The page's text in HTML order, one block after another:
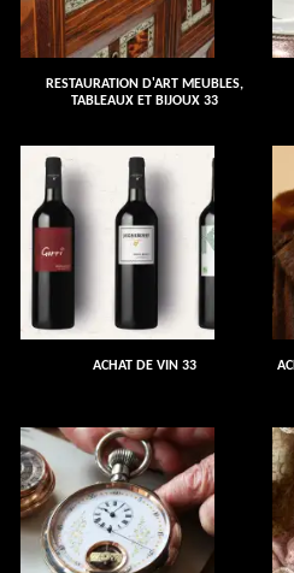
RESTAURATION D'ART MEUBLES,
TABLEAUX ET BIJOUX 33
ACHAT DE VIN 33